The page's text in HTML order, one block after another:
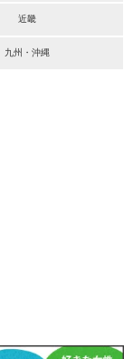
近畿
九州・沖縄